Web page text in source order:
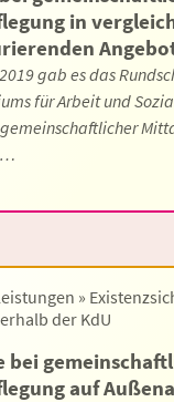
in
gab es das
für Arbeit und
…
»
der KdU
bei
auf